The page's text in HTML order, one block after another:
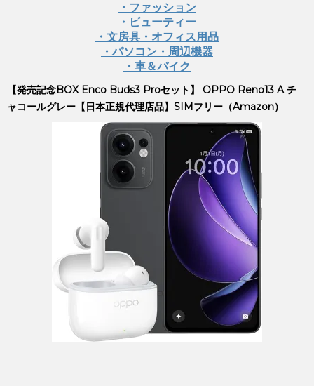
・ファッション
・ビューティー
・文房具・オフィス用品
・パソコン・周辺機器
・車＆バイク
【発売記念BOX Enco Buds3 Proセット】 OPPO Reno13 A チ
ャコールグレー【日本正規代理店品】SIMフリー（Amazon）